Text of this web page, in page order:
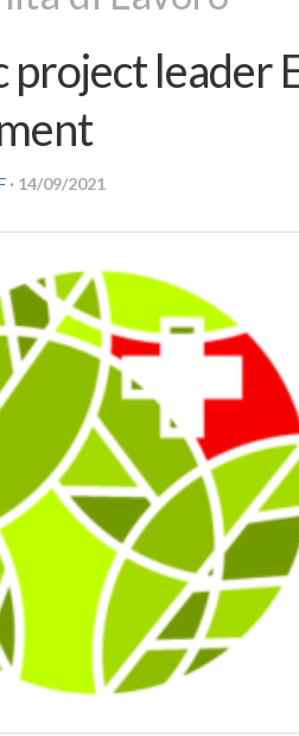
project leader
· 14/09/2021